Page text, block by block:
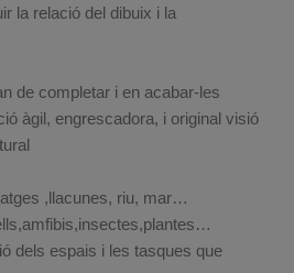
la relació del dibuix i la
de completar i en acabar-les
àgil, engrescadora, i original visió
,llacunes, riu, mar…
dels espais i les tasques que